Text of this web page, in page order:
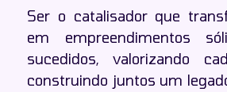
Ser o catalisador que
em empreendimentos
sucedidos, valorizando
construindo juntos um